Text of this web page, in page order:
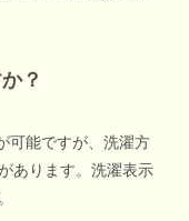
？
可能ですが、洗濯方
あります。洗濯表示